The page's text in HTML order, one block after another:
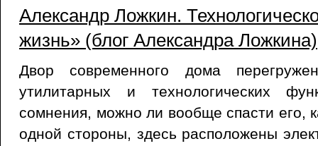
Александр Ложкин.
жизнь» (блог Александра
Двор современного дома
утилитарных и технологических
сомнения, можно ли вообще спасти его,
одной стороны, здесь расположены